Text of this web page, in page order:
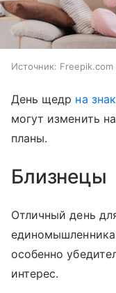
Источник: Freepik.com
День щедр на
могут изменить
планы.
Близнецы
Отличный день
особенно
интерес.